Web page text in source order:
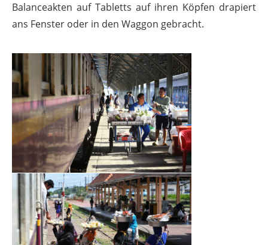
Balanceakten auf Tabletts auf ihren Köpfen drapiert
ans Fenster oder in den Waggon gebracht.